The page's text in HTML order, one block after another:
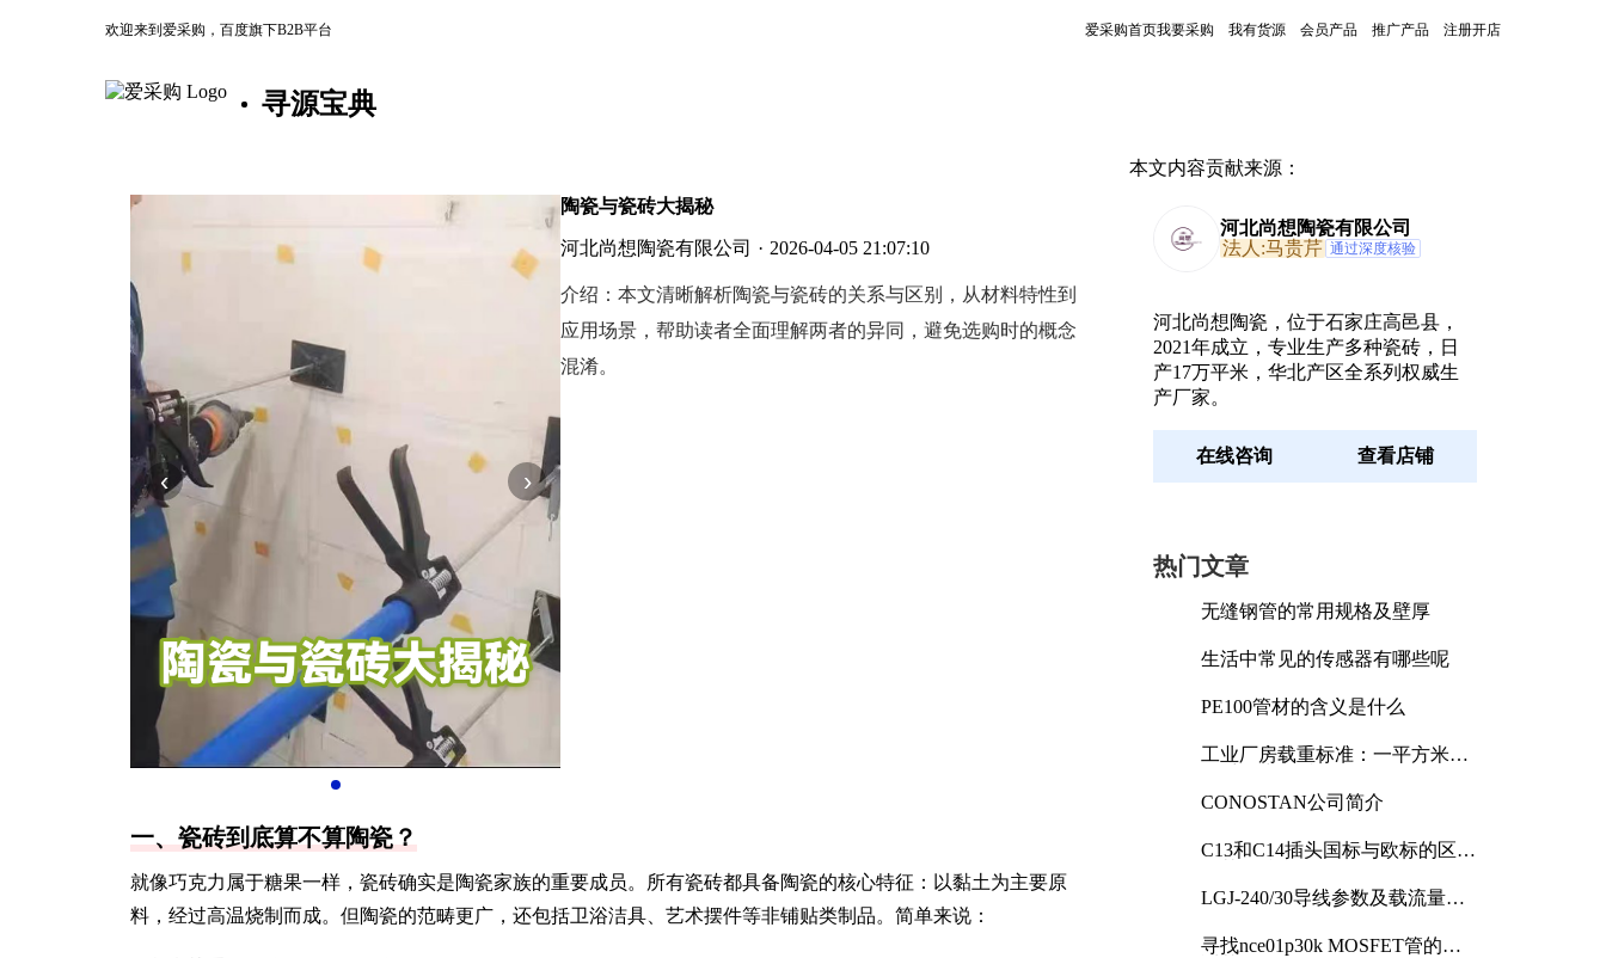
欢迎来到爱采购，百度旗下B2B平台 爱采购首页我要采购 我有货源 会员产品 推广产品 注册开店
寻源宝典
‹ ›
陶瓷与瓷砖大揭秘
河北尚想陶瓷有限公司 · 2026-04-05 21:07:10
介绍： 本文清晰解析陶瓷与瓷砖的关系与区别，从材料特性到
应用场景，帮助读者全面理解两者的异同，避免选购时的概念
混淆。
一、瓷砖到底算不算陶瓷？
就像巧克力属于糖果一样，瓷砖确实是陶瓷家族的重要成员。所有瓷砖都具备陶瓷的核心特征：以黏土为主要原
料，经过高温烧制而成。但陶瓷的范畴更广，还包括卫浴洁具、艺术摆件等非铺贴类制品。简单来说：
本文内容贡献来源：
河北尚想陶瓷有限公司
法人:马贵芹 通过深度核验
河北尚想陶瓷，位于石家庄高邑县，
2021年成立，专业生产多种瓷砖，日
产17万平米，华北产区全系列权威生
产厂家。
在线咨询 查看店铺
热门文章
无缝钢管的常用规格及壁厚
生活中常见的传感器有哪些呢
PE100管材的含义是什么
工业厂房载重标准：一平方米能
CONOSTAN公司简介
C13和C14插头国标与欧标的区别
LGJ-240/30导线参数及载流量解
寻找nce01p30k MOSFET管的合